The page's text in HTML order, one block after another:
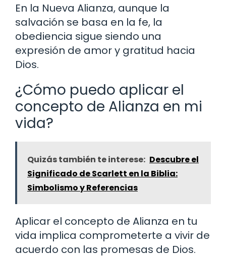
En la Nueva Alianza, aunque la
salvación se basa en la fe, la
obediencia sigue siendo una
expresión de amor y gratitud hacia
Dios.
¿Cómo puedo aplicar el
concepto de Alianza en mi
vida?
Quizás también te interese: Descubre el
Significado de Scarlett en la Biblia:
Simbolismo y Referencias
Aplicar el concepto de Alianza en tu
vida implica comprometerte a vivir de
acuerdo con las promesas de Dios.